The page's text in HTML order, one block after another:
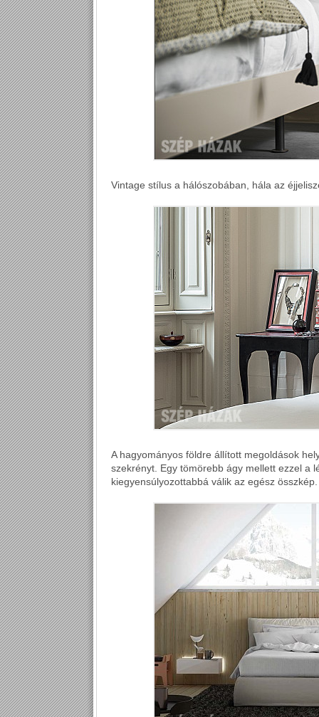
Vintage stílus a hálószobában, hála az
A hagyományos földre állított megoldások
szekrényt. Egy tömörebb ágy mellett ezzel a
kiegyensúlyozottabbá válik az egész összkép.